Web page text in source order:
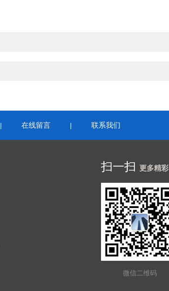
在线留言 | 联系我们
扫一扫 更多精彩
微信二维码